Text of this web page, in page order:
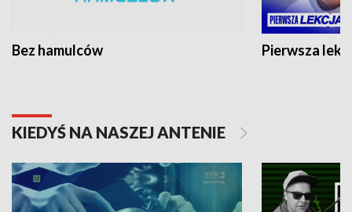
Bez hamulców Pierwsza
KIEDYŚ NA NASZEJ ANTENIE